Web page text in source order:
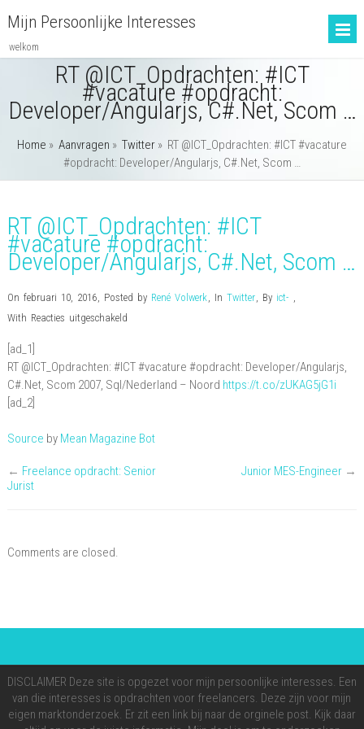
Mijn Persoonlijke Interesses
welkom
RT @ICT_Opdrachten: #ICT
#vacature #opdracht:
Developer/Angularjs, C#.Net, Scom …
Home » Aanvragen » Twitter » RT @ICT_Opdrachten: #ICT #vacature
#opdracht: Developer/Angularjs, C#.Net, Scom …
RT @ICT_Opdrachten: #ICT
#vacature #opdracht:
Developer/Angularjs, C#.Net, Scom …
On februari 10, 2016, Posted by René Volwerk, In Twitter, By ict- ,
With Reacties uitgeschakeldvoor
#ICT
Developer/Angularjs,
[ad_1]
RT @ICT_Opdrachten: #ICT #vacature #opdracht: Developer/Angularjs,
C#.Net, Scom 2007, Sql/Nederland – Noord https://t.co/zUKAG5jG1i
[ad_2]
Source by Mean Magazine Bot
← Freelance opdracht: Senior
Jurist
Junior MES-Engineer →
Comments are closed.
DISCLAIMER Deze site is opgezet voor mijn persoonlijke interesses. Een
van die interesses is opdrachten voor freelancers. Deze zijn voor mijn
eigen marktonderzoek. Er zit een link bij naar de orginele post. Kijk daar